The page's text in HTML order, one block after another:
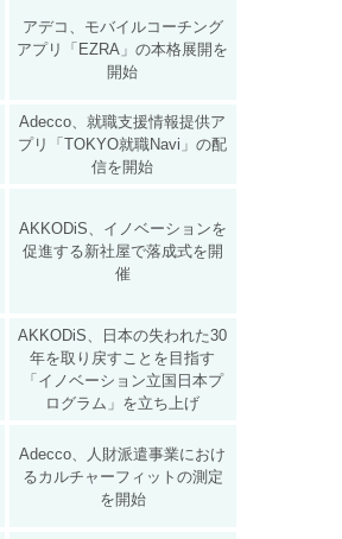
アデコ、モバイルコーチング
アプリ「EZRA」の本格展開を
開始
Adecco、就職支援情報提供ア
プリ「TOKYO就職Navi」の配
信を開始
AKKODiS、イノベーションを
促進する新社屋で落成式を開
催
AKKODiS、日本の失われた30
年を取り戻すことを目指す
「イノベーション立国日本プ
ログラム」を立ち上げ
Adecco、人財派遣事業におけ
るカルチャーフィットの測定
を開始